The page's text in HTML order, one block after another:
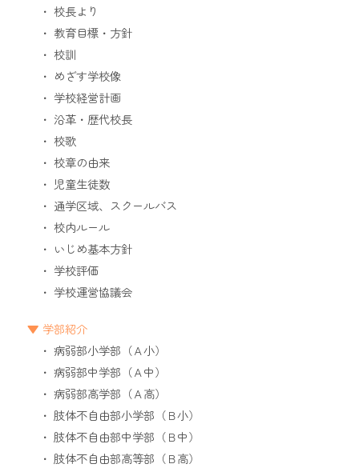
校長より
教育目標・方針
校訓
めざす学校像
学校経営計画
沿革・歴代校長
校歌
校章の由来
児童生徒数
通学区域、スクールバス
校内ルール
いじめ基本方針
学校評価
学校運営協議会
学部紹介
病弱部小学部（Ａ小）
病弱部中学部（Ａ中）
病弱部高学部（Ａ高）
肢体不自由部小学部（Ｂ小）
肢体不自由部中学部（Ｂ中）
肢体不自由部高等部（Ｂ高）